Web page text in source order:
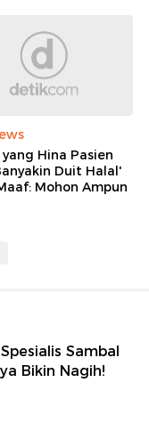
Hina Pasien
Duit Halal'
Mohon Ampun
Sambal
Bikin Nagih!